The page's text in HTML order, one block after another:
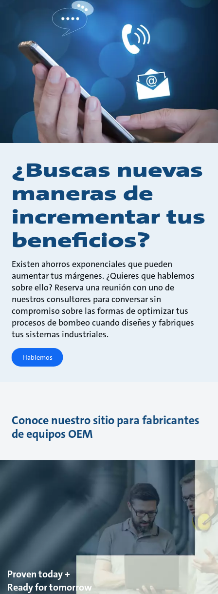
¿Buscas nuevas
maneras de
incrementar tus
beneficios?
Existen ahorros exponenciales que pueden
aumentar tus márgenes. ¿Quieres que hablemos
sobre ello? Reserva una reunión con uno de
nuestros consultores para conversar sin
compromiso sobre las formas de optimizar tus
procesos de bombeo cuando diseñes y fabriques
tus sistemas industriales.
Hablemos
Conoce nuestro sitio para fabricantes
de equipos OEM
Proven today +
Ready for tomorrow